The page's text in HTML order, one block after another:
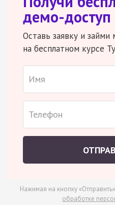
демо-доступ
Оставь заявку и займи
на бесплатном курсе
Нажимая на кнопку
обработке